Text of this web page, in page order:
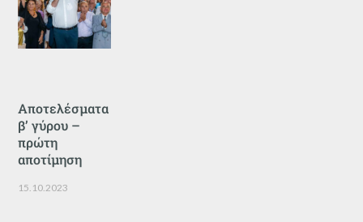
Αποτελέσματα
β’ γύρου –
πρώτη
αποτίμηση
15.10.2023